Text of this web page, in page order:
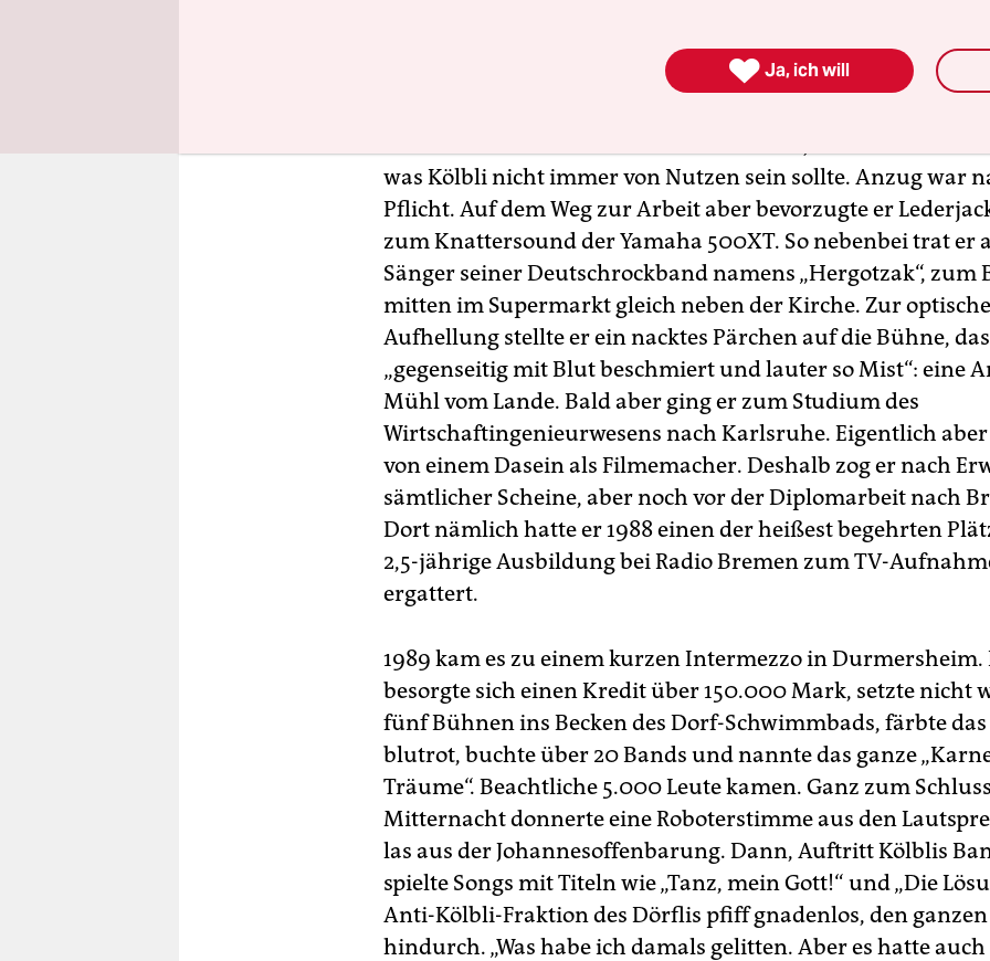
Spiel. Um ihn dem badischen Fußball zu erhalten, gewann
eine Banklehre vor Ort. „In solchen Dörfern ist ein
was Kölbli nicht immer von Nutzen sein sollte. Anzug war
Pflicht. Auf dem Weg zur Arbeit aber bevorzugte er
zum Knattersound der Yamaha 500XT. So nebenbei trat er
Sänger seiner Deutschrockband namens „Hergotzak“, zum
mitten im Supermarkt gleich neben der Kirche. Zur
Aufhellung stellte er ein nacktes Pärchen auf die Bühne,
„gegenseitig mit Blut beschmiert und lauter so Mist“: eine
Mühl vom Lande. Bald aber ging er zum Studium des
Wirtschaftingenieurwesens nach Karlsruhe. Eigentlich
von einem Dasein als Filmemacher. Deshalb zog er nach
sämtlicher Scheine, aber noch vor der Diplomarbeit nach
Dort nämlich hatte er 1988 einen der heißest begehrten
2,5-jährige Ausbildung bei Radio Bremen zum TV-
ergattert.
1989 kam es zu einem kurzen Intermezzo in
besorgte sich einen Kredit über 150.000 Mark, setzte nicht
fünf Bühnen ins Becken des Dorf-Schwimmbads, färbte das
blutrot, buchte über 20 Bands und nannte das ganze
Träume“. Beachtliche 5.000 Leute kamen. Ganz zum
Mitternacht donnerte eine Roboterstimme aus den
las aus der Johannesoffenbarung. Dann, Auftritt Kölblis
spielte Songs mit Titeln wie „Tanz, mein Gott!“ und „Die
Anti-Kölbli-Fraktion des Dörflis pfiff gnadenlos, den ganzen
hindurch. „Was habe ich damals gelitten. Aber es hatte auch
 Ja, ich will